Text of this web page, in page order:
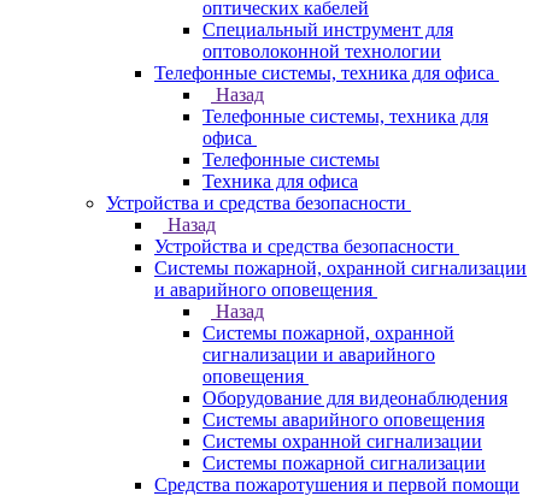
оптических кабелей
Специальный инструмент для
оптоволоконной технологии
Телефонные системы, техника для офиса
Назад
Телефонные системы, техника для
офиса
Телефонные системы
Техника для офиса
Устройства и средства безопасности
Назад
Устройства и средства безопасности
Системы пожарной, охранной сигнализации
и аварийного оповещения
Назад
Системы пожарной, охранной
сигнализации и аварийного
оповещения
Оборудование для видеонаблюдения
Системы аварийного оповещения
Системы охранной сигнализации
Системы пожарной сигнализации
Средства пожаротушения и первой помощи